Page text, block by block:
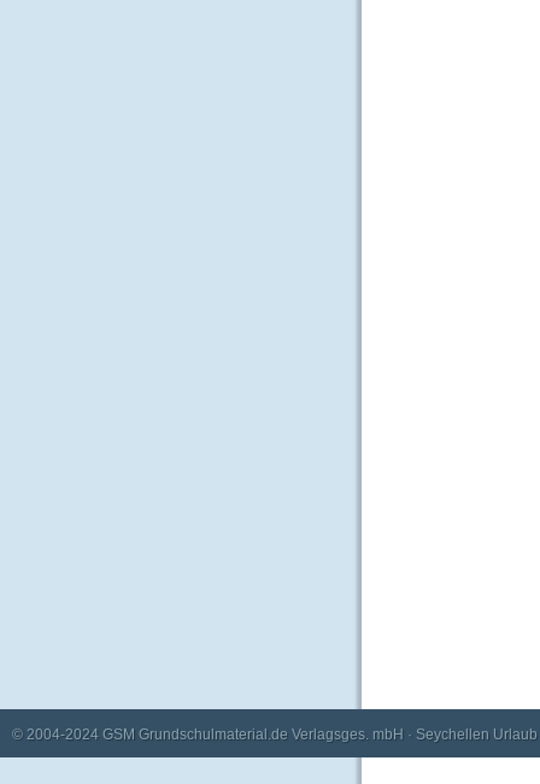
© 2004-2024 GSM Grundschulmaterial.de Verlagsges. mbH · Seychellen Urlaub